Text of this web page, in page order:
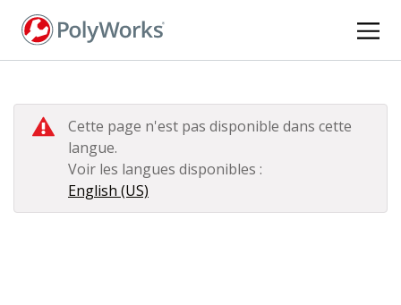
Cette page n'est pas disponible dans cette
langue.
Voir les langues disponibles :
English (US)